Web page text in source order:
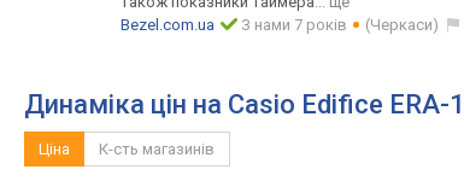
Bezel.com.ua
З нами 7 років (Черкаси)
Динаміка цін на Casio Edifice
Ціна К-сть магазинів